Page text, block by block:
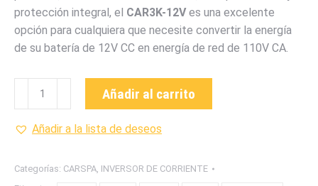
protección integral, el CAR3K-12Ves una excelente
opción para cualquiera que necesite convertir la energía
de su batería de 12V CC en energía de red de 110V CA.
CAR3K-
Inversor
continua
Añadir al carrito
Añadir a la lista de deseos
Categorías: CARSPA, INVERSOR DE CORRIENTE